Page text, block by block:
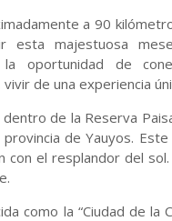
a 90
esta majestuosa
oportunidad de
de una experiencia
de la Reserva
de Yauyos.
con el resplandor del
como la “Ciudad de la